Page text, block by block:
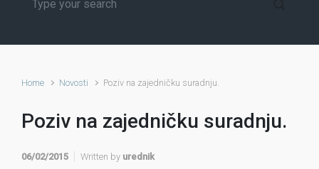
Home Novosti Poziv na zajedničku suradnju.
Poziv na zajedničku suradnju.
06/02/2015 Written by urednik